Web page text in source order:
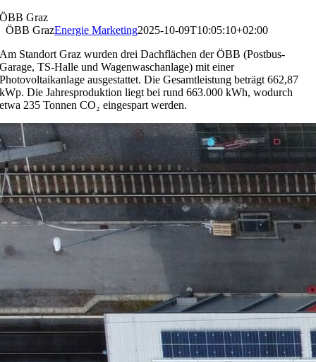
ÖBB Graz
ÖBB GrazEnergie Marketing2025-10-09T10:05:10+02:00
Am Standort Graz wurden drei Dachflächen der ÖBB (Postbus-
Garage, TS-Halle und Wagenwaschanlage) mit einer
Photovoltaikanlage ausgestattet. Die Gesamtleistung beträgt 662,87
kWp. Die Jahresproduktion liegt bei rund 663.000 kWh, wodurch
etwa 235 Tonnen CO₂ eingespart werden.